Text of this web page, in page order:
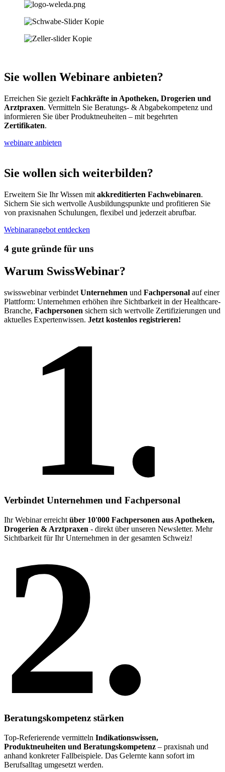
Sie wollen Webinare anbieten?
Erreichen Sie gezielt Fachkräfte in Apotheken, Drogerien und
Arztpraxen. Vermitteln Sie Beratungs- & Abgabekompetenz und
informieren Sie über Produktneuheiten – mit begehrten
Zertifikaten.
webinare anbieten
Sie wollen sich weiterbilden?
Erweitern Sie Ihr Wissen mit akkreditierten Fachwebinaren.
Sichern Sie sich wertvolle Ausbildungspunkte und profitieren Sie
von praxisnahen Schulungen, flexibel und jederzeit abrufbar.
Webinarangebot entdecken
4 gute gründe für uns
Warum SwissWebinar?
swisswebinar verbindet Unternehmen und Fachpersonal auf einer
Plattform: Unternehmen erhöhen ihre Sichtbarkeit in der Healthcare-
Branche, Fachpersonen sichern sich wertvolle Zertifizierungen und
aktuelles Expertenwissen. Jetzt kostenlos registrieren!
1.
Verbindet Unternehmen und Fachpersonal
Ihr Webinar erreicht über 10'000 Fachpersonen aus Apotheken,
Drogerien & Arztpraxen - direkt über unseren Newsletter. Mehr
Sichtbarkeit für Ihr Unternehmen in der gesamten Schweiz!
2.
Beratungskompetenz stärken
Top-Referierende vermitteln Indikationswissen,
Produktneuheiten und Beratungskompetenz – praxisnah und
anhand konkreter Fallbeispiele. Das Gelernte kann sofort im
Berufsalltag umgesetzt werden.